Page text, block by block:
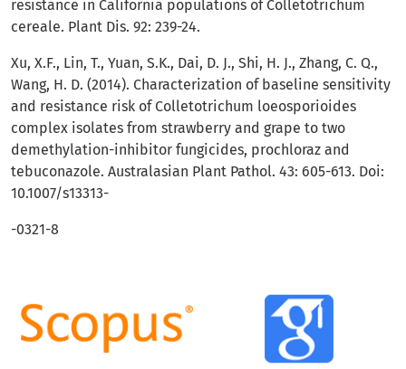
resistance in California populations of Colletotrichum
cereale. Plant Dis. 92: 239-24.
Xu, X.F., Lin, T., Yuan, S.K., Dai, D. J., Shi, H. J., Zhang, C. Q.,
Wang, H. D. (2014). Characterization of baseline sensitivity
and resistance risk of Colletotrichum loeosporioides
complex isolates from strawberry and grape to two
demethylation-inhibitor fungicides, prochloraz and
tebuconazole. Australasian Plant Pathol. 43: 605-613. Doi:
10.1007/s13313-
-0321-8